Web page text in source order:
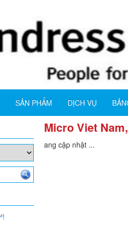
SẢN PHẨM DỊCH VỤ
Micro Viet
Đang cập nhật ...